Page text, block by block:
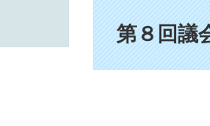
第８回議